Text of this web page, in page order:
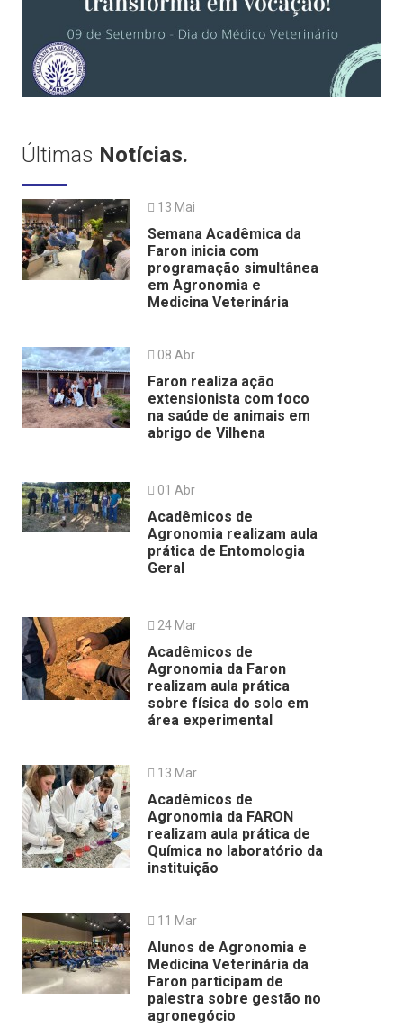
Últimas Notícias.
13 Mai
Semana Acadêmica da
Faron inicia com
programação simultânea
em Agronomia e
Medicina Veterinária
08 Abr
Faron realiza ação
extensionista com foco
na saúde de animais em
abrigo de Vilhena
01 Abr
Acadêmicos de
Agronomia realizam aula
prática de Entomologia
Geral
24 Mar
Acadêmicos de
Agronomia da Faron
realizam aula prática
sobre física do solo em
área experimental
13 Mar
Acadêmicos de
Agronomia da FARON
realizam aula prática de
Química no laboratório da
instituição
11 Mar
Alunos de Agronomia e
Medicina Veterinária da
Faron participam de
palestra sobre gestão no
agronegócio